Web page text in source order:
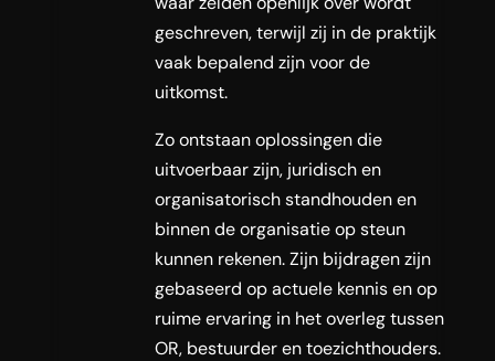
geschreven, terwijl zij in de praktijk
vaak bepalend zijn voor de
uitkomst.
Zo ontstaan oplossingen die
uitvoerbaar zijn, juridisch en
organisatorisch standhouden en
binnen de organisatie op steun
kunnen rekenen. Zijn bijdragen zijn
gebaseerd op actuele kennis en op
ruime ervaring in het overleg tussen
OR, bestuurder en toezichthouders.